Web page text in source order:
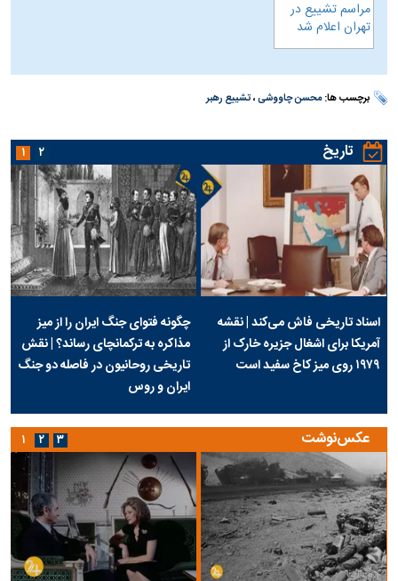
برچسب ها:محسن چاووشی،تشییع رهبر
تاریخ
اسناد تاریخی فاش می‌کند | نقشه
آمریکا برای اشغال جزیره خارک از
۱۹۷۹ روی میز کاخ سفید است
چگونه فتوای جنگ ایران را از میز
مذاکره به ترکمانچای رساند؟ | نقش
تاریخی روحانیون در فاصله دو جنگ
ایران و روس
۱ ۲
عکس‌نوشت ۱ ۲ ۳